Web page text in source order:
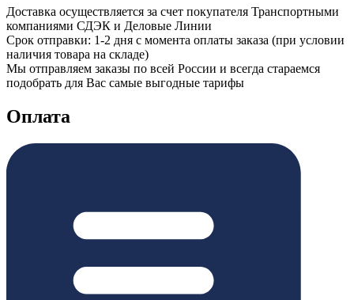
Доставка осуществляется за счет покупателя Транспортными
компаниями СДЭК и Деловые Линии
Срок отправки: 1-2 дня с момента оплаты заказа (при условии
наличия товара на складе)
Мы отправляем заказы по всей России и всегда стараемся
подобрать для Вас самые выгодные тарифы
Оплата